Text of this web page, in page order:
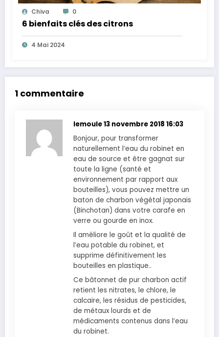
Chiva 0
6 bienfaits clés des citrons
4 Mai 2024
1 commentaire
lemoule13 novembre 2018 16:03
Bonjour, pour transformer
naturellement l’eau du robinet en
eau de source et être gagnat sur
toute la ligne (santé et
environnement par rapport aux
bouteilles), vous pouvez mettre un
baton de charbon végétal japonais
(Binchotan) dans votre carafe en
verre ou gourde en inox.
Il améliore le goût et la qualité de
l’eau potable du robinet, et
supprime définitivement les
bouteilles en plastique..​
Ce bâtonnet de pur charbon actif
retient les nitrates, le chlore, le
calcaire, les résidus de pesticides,
de métaux lourds et de
médicaments contenus dans l’eau
du robinet.